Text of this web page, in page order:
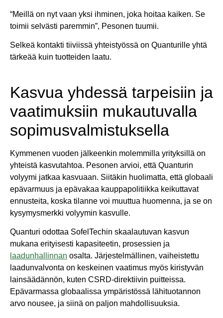
“Meillä on nyt vaan yksi ihminen, joka hoitaa kaiken. Se
toimii selvästi paremmin”, Pesonen tuumii.
Selkeä kontakti tiiviissä yhteistyössä on Quanturille yhtä
tärkeää kuin tuotteiden laatu.
Kasvua yhdessä tarpeisiin ja
vaatimuksiin mukautuvalla
sopimusvalmistuksella
Kymmenen vuoden jälkeenkin molemmilla yrityksillä on
yhteistä kasvutahtoa. Pesonen arvioi, että Quanturin
volyymi jatkaa kasvuaan. Siitäkin huolimatta, että globaali
epävarmuus ja epävakaa kauppapolitiikka keikuttavat
ennusteita, koska tilanne voi muuttua huomenna, ja se on
kysymysmerkki volyymin kasvulle.
Quanturi odottaa SofelTechin skaalautuvan kasvun
mukana erityisesti kapasiteetin, prosessien ja
laadunhallinnan osalta. Järjestelmällinen, vaiheistettu
laadunvalvonta on keskeinen vaatimus myös kiristyvän
lainsäädännön, kuten CSRD-direktiivin puitteissa.
Epävarmassa globaalissa ympäristössä lähituotannon
arvo nousee, ja siinä on paljon mahdollisuuksia.